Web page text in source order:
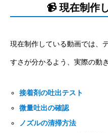
📹 現在制作
現在制作している動画では、
すさが分かるよう、実際の動
接着剤の吐出テスト
微量吐出の確認
ノズルの清掃方法